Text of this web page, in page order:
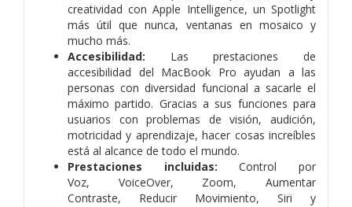
creatividad con Apple Intelligence, un Spotlight
más útil que nunca, ventanas en mosaico y
mucho más.
Accesibilidad:
Las prestaciones de
accesibilidad del MacBook Pro ayudan a las
personas con diversidad funcional a sacarle el
máximo partido. Gracias a sus funciones para
usuarios con problemas de visión, audición,
motricidad y aprendizaje, hacer cosas increíbles
está al alcance de todo el mundo.
Prestaciones incluidas:Control por
Voz, VoiceOver, Zoom,Aumentar
Contraste, Reducir Movimiento, Siri y